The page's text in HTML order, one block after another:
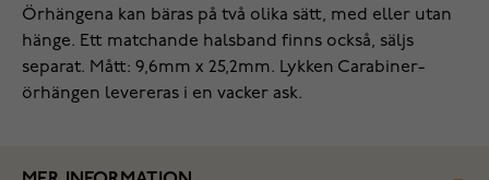
Örhängena kan bäras på två olika sätt, med eller utan
hänge. Ett matchande halsband finns också, säljs
separat. Mått: 9,6mm x 25,2mm. Lykken Carabiner-
örhängen levereras i en vacker ask.